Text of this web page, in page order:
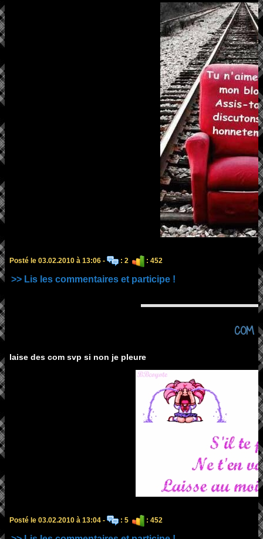
Posté le 03.02.2010 à 13:06 - : 2 : 452
>> Lis les commentaires et participe !
COM
laise des com svp si non je pleure
Posté le 03.02.2010 à 13:04 - : 5 : 452